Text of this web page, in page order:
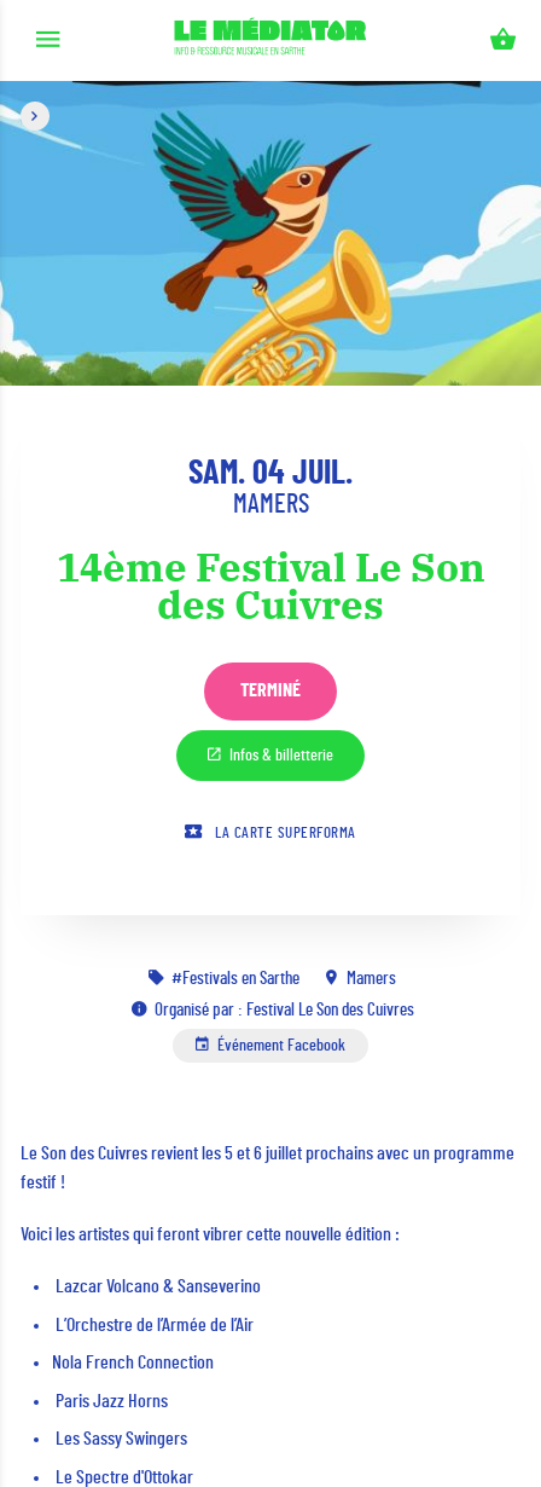
Aller au contenu principal
SAM. 04 JUIL.
MAMERS
14ème Festival Le Son
des Cuivres
TERMINÉ
Infos & billetterie
LA CARTE SUPERFORMA
Festivals en Sarthe
Mamers
Organisé par : Festival Le Son des Cuivres
Événement Facebook
Le Son des Cuivres revient les 5 et 6 juillet prochains avec un programme
festif !
Voici les artistes qui feront vibrer cette nouvelle édition :
Lazcar Volcano & Sanseverino
L’Orchestre de l’Armée de l’Air
Nola French Connection
Paris Jazz Horns
Les Sassy Swingers
Le Spectre d'Ottokar